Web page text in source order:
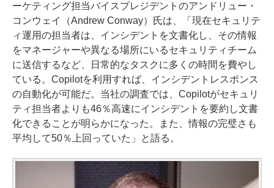
ーケティング担当バイスプレジデントのアンドリュー・
コンウェイ（Andrew Conway）氏は、「現在セキュリテ
ィ運用の担当者は、インシデントを文書化し、その情報
をマネージャーや異なる場所にいるセキュリティチーム
に送信するなど、日常的なタスクに多くの時間を費やし
ている。Copilotを利用すれば、インシデントレスポンス
の自動化が可能だ。当社の調査では、Copilotがセキュリ
ティ担当者よりも46％高速にインシデントを要約し文書
化できることが明らかになった。また、情報の完璧さも
平均して50％上回っていた」と語る。